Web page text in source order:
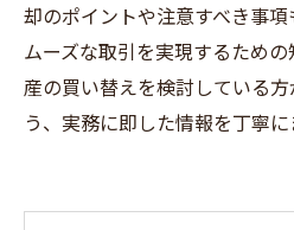
却のポイントや注意すべき事
ムーズな取引を実現するため
産の買い替えを検討している
う、実務に即した情報を丁寧に